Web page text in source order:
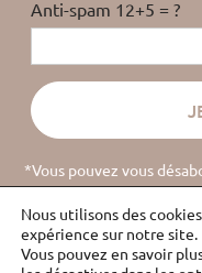
Anti-spam 12+5 = ?
*Vous pouvez vous
email(lire la
Nous utilisons des
expérience sur notre site.
Vous pouvez en savoir